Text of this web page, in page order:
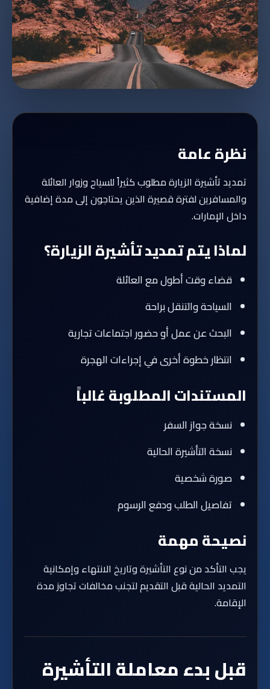
نظرة عامة
تمديد تأشيرة الزيارة مطلوب كثيراً للسياح وزوار العائلة
والمسافرين لفترة قصيرة الذين يحتاجون إلى مدة إضافية
داخل الإمارات.
لماذا يتم تمديد تأشيرة الزيارة؟
قضاء وقت أطول مع العائلة
السياحة والتنقل براحة
البحث عن عمل أو حضور اجتماعات تجارية
انتظار خطوة أخرى في إجراءات الهجرة
المستندات المطلوبة غالباً
نسخة جواز السفر
نسخة التأشيرة الحالية
صورة شخصية
تفاصيل الطلب ودفع الرسوم
نصيحة مهمة
يجب التأكد من نوع التأشيرة وتاريخ الانتهاء وإمكانية
التمديد الحالية قبل التقديم لتجنب مخالفات تجاوز مدة
الإقامة.
قبل بدء معاملة التأشيرة